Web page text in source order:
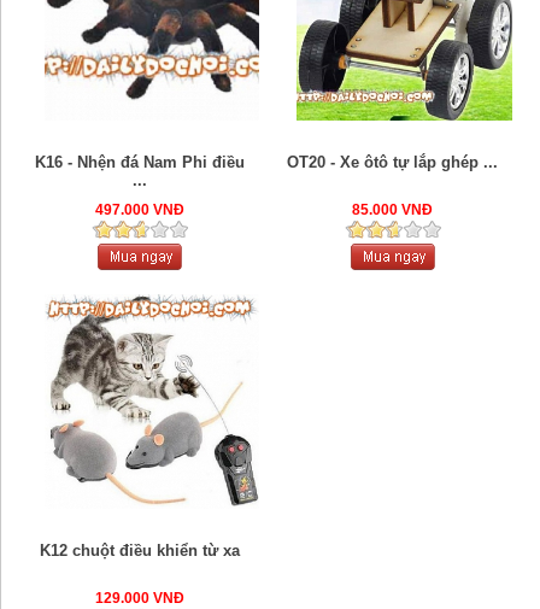
K16 - Nhện đá Nam Phi điều
...
497.000 VNĐ
OT20 - Xe ôtô tự lắp ghép ...
85.000 VNĐ
K12 chuột điều khiển từ xa
129.000 VNĐ